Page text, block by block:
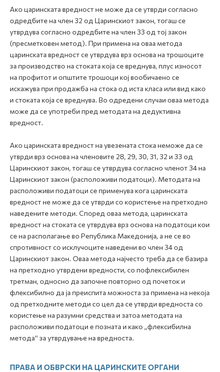
Ако царинската вредност не може да се утврди согласно
одредбите на член 32 од Царинскиот закон, тогаш се
утврдува согласно одредбите на член 33 од тој закон
(пресметковен метод). При примена на оваа метода
царинската вредност се утврдува врз основа на трошоците
за производство на стоката која се вреднува, плус износот
на профитот и општите трошоци кој вообичаено се
искажува при продажба на стока од иста класа или вид како
и стоката која се вреднува. Во одредени случаи оваа метода
може да се употреби пред методата на дедуктивна
вредност.
Ако царинската вредност на увезената стока неможе да се
утврди врз основа на членовите 28, 29, 30, 31, 32 и 33 од
Царинскиот закон, тогаш се утврдува согласно членот 34 на
Царинскиот закон (расположиви податоци). Методата на
paспoлoживи пoдaтoци се применува кога царинската
вредност не може да се утврди со користење на претходно
наведените методи. Според оваа метода, царинската
вредност на стоката се утврдува врз основа на податоци кои
се на располагање во Република Македонија, а не се во
спротивност со исклучоците наведени во член 34 од
Царинскиот закон. Оваа метода најчесто треба да се базира
на претходно утврдени вредности, со пофлексибилен
третман, односно да започне повторно од почеток и
флексибилно да ја преиспита можноста за примена на некоја
од претходните методи со цел да се утврди вредноста со
користење на разумни средства и затоа методата на
расположиви податоци е позната и како „флексибилна
метода“ за утврдување на вредноста.
ПРАВА И ОБВРСКИ НА ЦАРИНСКИТЕ ОРГАНИ